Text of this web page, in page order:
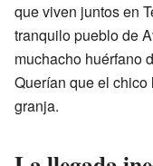
que viven juntos en
tranquilo pueblo de
muchacho huérfano
Querían que el
granja.